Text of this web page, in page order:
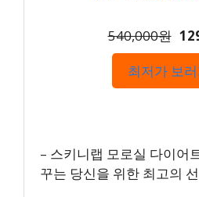
540,000원
최저가 보
– 스키니랩 모로실 다이어
꾸는 당신을 위한 최고의